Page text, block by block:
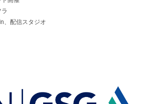
、配信スタジオ